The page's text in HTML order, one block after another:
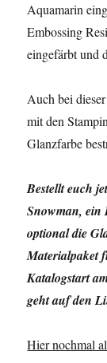
Aquamarin
Embossing
eingefärbt und
Auch bei
mit den
Glanzfarbe
Bestellt euch
Snowman, ein
optional die
Materialpaket
Katalogstart
geht auf den
Hier nochmal